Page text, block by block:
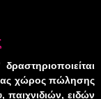
χώρος πώλησης
παιχνιδιών, ειδών